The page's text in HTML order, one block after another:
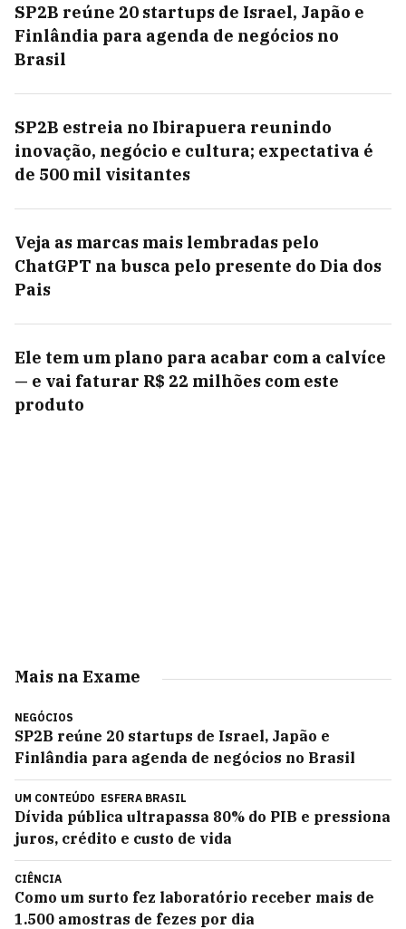
SP2B reúne 20 startups de Israel, Japão e
Finlândia para agenda de negócios no
Brasil
SP2B estreia no Ibirapuera reunindo
inovação, negócio e cultura; expectativa é
de 500 mil visitantes
Veja as marcas mais lembradas pelo
ChatGPT na busca pelo presente do Dia dos
Pais
Ele tem um plano para acabar com a calvíce
— e vai faturar R$ 22 milhões com este
produto
Mais na Exame
NEGÓCIOS
SP2B reúne 20 startups de Israel, Japão e
Finlândia para agenda de negócios no Brasil
UM CONTEÚDO ESFERA BRASIL
Dívida pública ultrapassa 80% do PIB e pressiona
juros, crédito e custo de vida
CIÊNCIA
Como um surto fez laboratório receber mais de
1.500 amostras de fezes por dia